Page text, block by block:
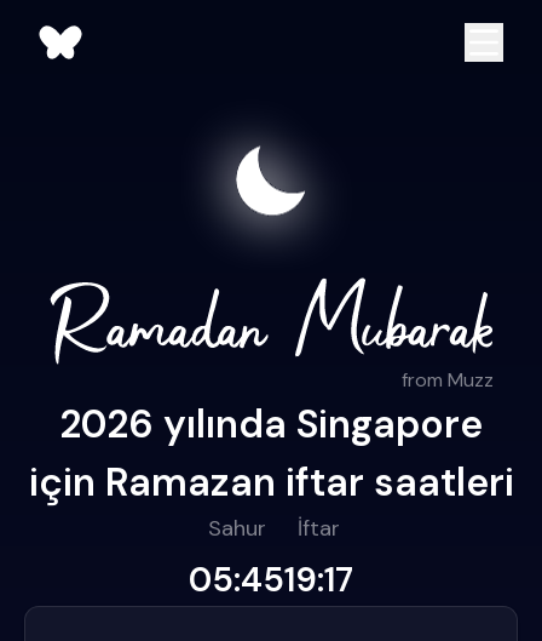
from Muzz
2026 yılında Singapore
için Ramazan iftar saatleri
Sahur
05:45
İftar
19:17